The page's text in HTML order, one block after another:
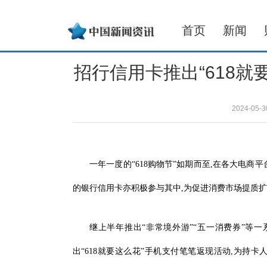
首页 新闻
招行信用卡推出“618就
2024-05-
一年一度的“618购物节”如期而至,在各大电商
的银行信用卡亦积极参与其中,为促进消费市场提质
继上半年推出“非常境外游”“五一消费券”等
出“618就要这么花”手机支付笔笔返现活动,为持卡